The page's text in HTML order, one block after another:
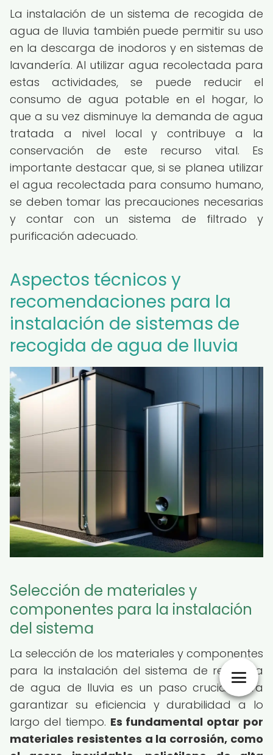
La instalación de un sistema de recogida de
agua de lluvia también puede permitir su uso
en la descarga de inodoros y en sistemas de
lavandería. Al utilizar agua recolectada para
estas actividades, se puede reducir el
consumo de agua potable en el hogar, lo
que a su vez disminuye la demanda de agua
tratada a nivel local y contribuye a la
conservación de este recurso vital. Es
importante destacar que, si se planea utilizar
el agua recolectada para consumo humano,
se deben tomar las precauciones necesarias
y contar con un sistema de filtrado y
purificación adecuado.
Aspectos técnicos y
recomendaciones para la
instalación de sistemas de
recogida de agua de lluvia
Selección de materiales y
componentes para la instalación
del sistema
La selección de los materiales y componentes
para la instalación del sistema de recogida
de agua de lluvia es un paso crucial para
garantizar su eficiencia y durabilidad a lo
largo del tiempo. Es fundamental optar por
materiales resistentes a la corrosión, como